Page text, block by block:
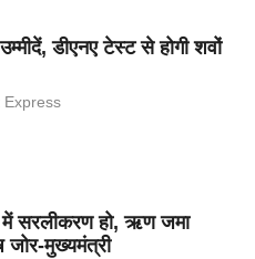
डीएनए टेस्ट से होगी शवों
Express
सरलीकरण हो, ऋण जमा
जोर-मुख्यमंत्री